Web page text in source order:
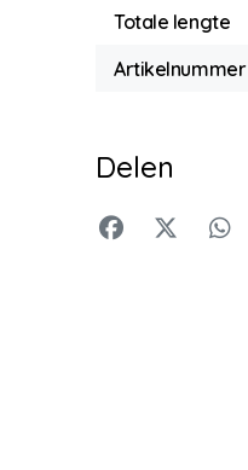
Totale lengte
Artikelnummer
Delen